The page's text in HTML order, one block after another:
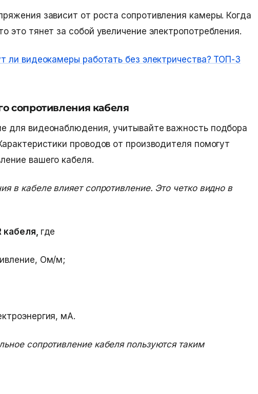
зависит от роста сопротивления камеры. Когда
это тянет за собой увеличение электропотребления.
ли видеокамеры работать без электричества? ТОП-3
сопротивления кабеля
для видеонаблюдения, учитывайте важность подбора
проводов от производителя помогут
вашего кабеля.
в кабеле влияет сопротивление. Это четко видно в
кабеля, где
Ом/м;
мА.
сопротивление кабеля пользуются таким